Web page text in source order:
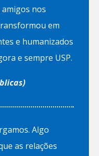
nos
em
e humanizados
e sempre USP.
Algo
as relações